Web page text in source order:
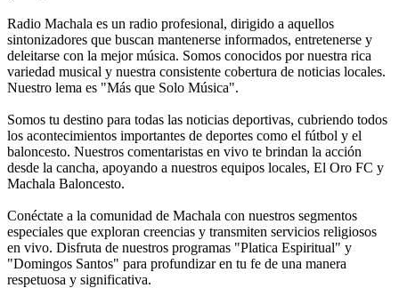
Radio Machala es un radio profesional, dirigido a aquellos
sintonizadores que buscan mantenerse informados, entretenerse y
deleitarse con la mejor música. Somos conocidos por nuestra rica
variedad musical y nuestra consistente cobertura de noticias locales.
Nuestro lema es "Más que Solo Música".
Somos tu destino para todas las noticias deportivas, cubriendo todos
los acontecimientos importantes de deportes como el fútbol y el
baloncesto. Nuestros comentaristas en vivo te brindan la acción
desde la cancha, apoyando a nuestros equipos locales, El Oro FC y
Machala Baloncesto.
Conéctate a la comunidad de Machala con nuestros segmentos
especiales que exploran creencias y transmiten servicios religiosos
en vivo. Disfruta de nuestros programas "Platica Espiritual" y
"Domingos Santos" para profundizar en tu fe de una manera
respetuosa y significativa.